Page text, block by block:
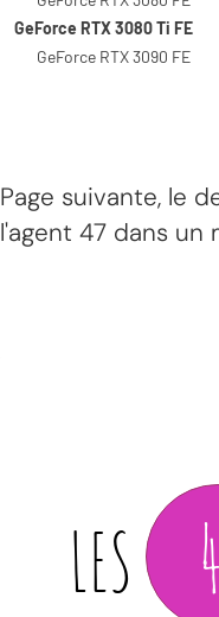
Page suivante, le
l'agent 47 dans
LES